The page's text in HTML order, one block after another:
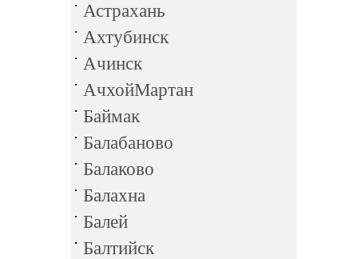
Астрахань
Ахтубинск
Ачинск
АчхойМартан
Баймак
Балабаново
Балаково
Балахна
Балей
Балтийск